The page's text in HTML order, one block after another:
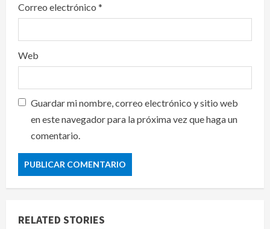
Correo electrónico *
Web
Guardar mi nombre, correo electrónico y sitio web
en este navegador para la próxima vez que haga un
comentario.
RELATED STORIES